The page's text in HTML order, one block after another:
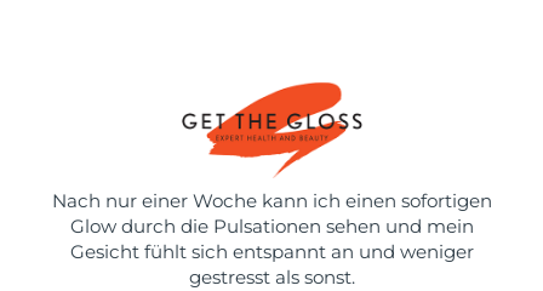
Nach nur einer Woche kann ich einen sofortigen
Glow durch die Pulsationen sehen und mein
Gesicht fühlt sich entspannt an und weniger
gestresst als sonst.